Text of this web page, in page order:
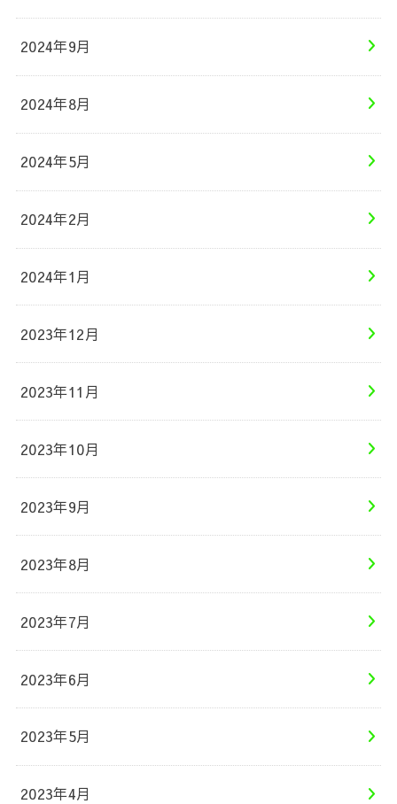
2024年9月
2024年8月
2024年5月
2024年2月
2024年1月
2023年12月
2023年11月
2023年10月
2023年9月
2023年8月
2023年7月
2023年6月
2023年5月
2023年4月